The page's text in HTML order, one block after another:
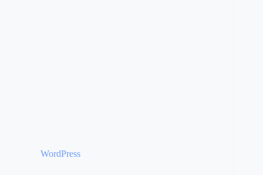
WordPress